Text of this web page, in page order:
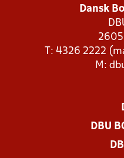
Dansk
T: 4326 2222
M:
DBU